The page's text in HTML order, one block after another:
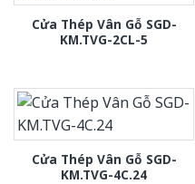
Cửa Thép Vân Gỗ SGD-
KM.TVG-2CL-5
Cửa Thép Vân Gỗ SGD-
KM.TVG-4C.24